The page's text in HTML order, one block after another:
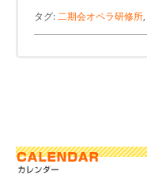
タグ:二期会オペラ研修所,